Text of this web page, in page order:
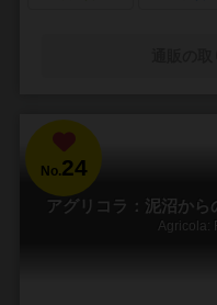
No.24
アグリコラ：泥沼か
Agricola: